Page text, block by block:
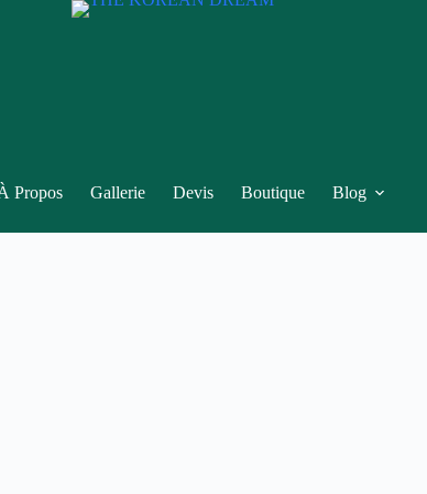
Propos Gallerie Devis Boutique Blog